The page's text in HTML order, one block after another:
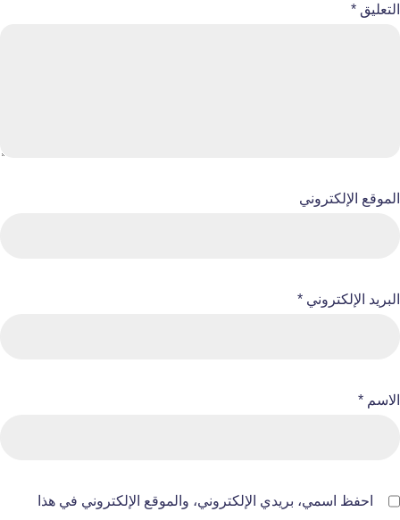
التعليق *
الاسم *
البريد الإلكتروني *
الموقع الإلكتروني
احفظ اسمي، بريدي الإلكتروني، والموقع الإلكتروني في هذا